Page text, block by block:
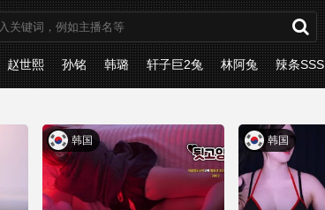
赵世熙 孙铭 韩璐 轩子巨2兔 林阿兔 辣条SSS
韩国 韩国